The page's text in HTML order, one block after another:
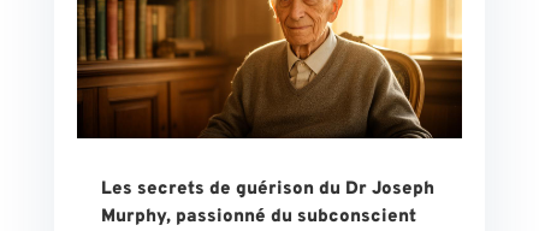
Les secrets de guérison du Dr Joseph
Murphy, passionné du subconscient